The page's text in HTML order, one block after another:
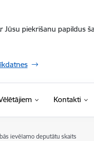
piekrišanu papildus
Kontakti
ievēlamo deputātu skaits